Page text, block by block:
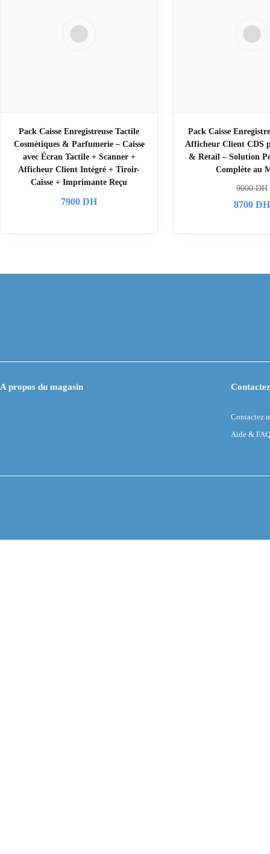
Pack Caisse Enregistreuse Tactile
Cosmétiques & Parfumerie – Caisse
avec Écran Tactile + Scanner +
Afficheur Client Intégré + Tiroir-
Caisse + Imprimante Reçu
7900 DH
Pack Caisse
Afficheur Client CDS
& Retail – Solution
Complète au
9000DH
8700 DH
A propos du magasin
Contactez
Aide & FAQ